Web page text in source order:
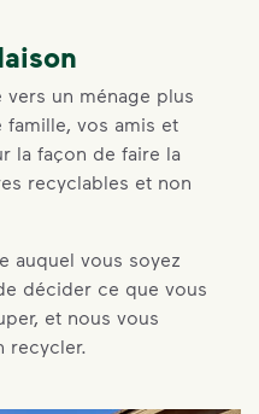
un ménage plus
vos amis et
la façon de faire la
recyclables et non
auquel vous soyez
décider ce que vous
et nous vous
recycler.